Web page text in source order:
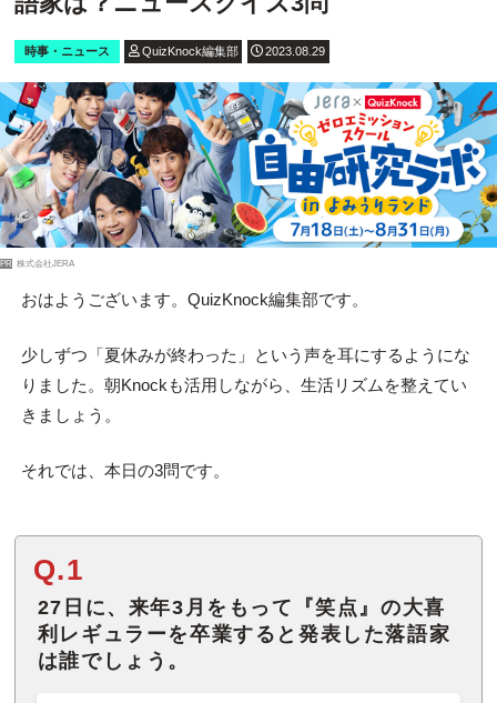
時事・ニュース QuizKnock編集部 2023.08.29
PR 株式会社JERA
おはようございます。QuizKnock編集部です。
少しずつ「夏休みが終わった」という声を耳にするようにな
りました。朝Knockも活用しながら、生活リズムを整えてい
きましょう。
それでは、本日の3問です。
Q.1
27日に、来年3月をもって『笑点』の大喜
利レギュラーを卒業すると発表した落語家
は誰でしょう。